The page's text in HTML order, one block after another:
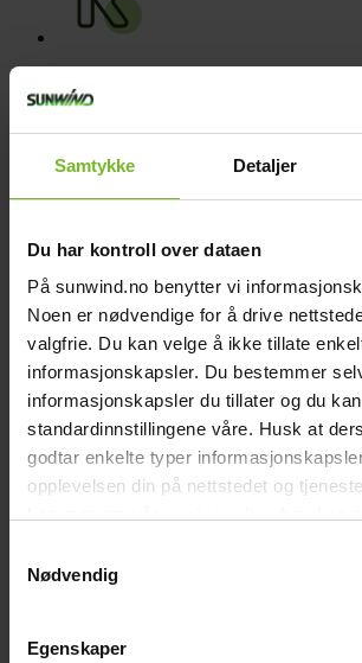
Samtykke Detaljer
Du har kontroll over dataen
På sunwind.no benytter vi
Noen er nødvendige for å drive
valgfrie. Du kan velge å ikke tillate
informasjonskapsler. Du bestemmer
informasjonskapsler du tillater og du
standardinnstillingene våre. Husk at
godtar enkelte typer
opplevelsen din på nettstedet og
Nødvendig
Egenskaper
Betala med Klarna
Få varorna först, betala sen
Beskrivning
Liknande produkter
Frågor och svar
Frakt och villkor
Beskrivning
Nätkabel för Smart IP43 / Skylla-S laddare.
Teknisk data
Varumärke:Victron Energy
Victron art.nr:ADA010100100
Paketets dimensioner
Höjd (cm):2
Vikt (kg):0,23
Recensioner
Victronkampanj